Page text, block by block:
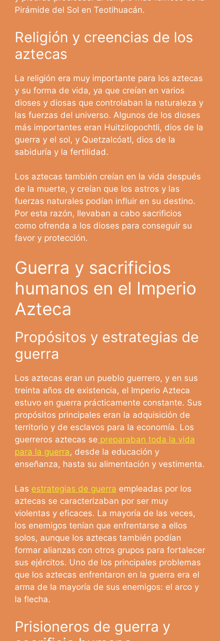
Pirámide del Sol en Teotihuacán.
Religión y creencias de los
aztecas
La religión era muy importante para los aztecas
y su forma de vida, ya que creían en varios
dioses y diosas que controlaban la naturaleza y
las fuerzas del universo. Algunos de los dioses
más importantes eran Huitzilopochtli, dios de la
guerra y el sol, y Quetzalcóatl, dios de la
sabiduría y la fertilidad.
Los aztecas también creían en la vida después
de la muerte, y creían que los astros y las
fuerzas naturales podían influir en su destino.
Por esta razón, llevaban a cabo sacrificios
como ofrenda a los dioses para conseguir su
favor y protección.
Guerra y sacrificios
humanos en el Imperio
Azteca
Propósitos y estrategias de
guerra
Los aztecas eran un pueblo guerrero, y en sus
treinta años de existencia, el Imperio Azteca
estuvo en guerra prácticamente constante. Sus
propósitos principales eran la adquisición de
territorio y de esclavos para la economía. Los
guerreros aztecas se preparaban toda la vida
para la guerra, desde la educación y
enseñanza, hasta su alimentación y vestimenta.
Las estrategias de guerra empleadas por los
aztecas se caracterizaban por ser muy
violentas y eficaces. La mayoría de las veces,
los enemigos tenían que enfrentarse a ellos
solos, aunque los aztecas también podían
formar alianzas con otros grupos para fortalecer
sus ejércitos. Uno de los principales problemas
que los aztecas enfrentaron en la guerra era el
arma de la mayoría de sus enemigos: el arco y
la flecha.
Prisioneros de guerra y